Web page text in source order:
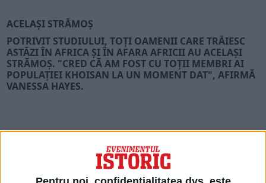
ACELAȘI STRĂMOȘ
POTRIVIT STUDIULUI, TOŢI OAMENII CARE TRĂIESC
ASTĂZI ÎN AFRICA ŞI ÎN AFARA AFRICII AU ACELAŞI
STRĂMOŞ. "CRED CĂ AM FOST CU TOŢII MEMBRI AI
POPULAŢIEI KHOISAN LA UN MOMENT DAT", AFIRMĂ
VANESSA HAYES.